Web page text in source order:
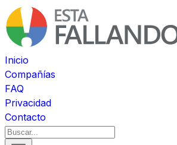
Inicio
Compañías
FAQ
Privacidad
Contacto